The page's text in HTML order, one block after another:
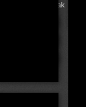
Adam Wawrzyniak